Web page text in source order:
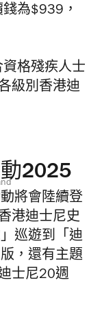
為$939，
格殘疾人士
級別香港迪
2025
將會陸續登
港迪士尼史
巡遊到「迪
，還有主題
士尼20週